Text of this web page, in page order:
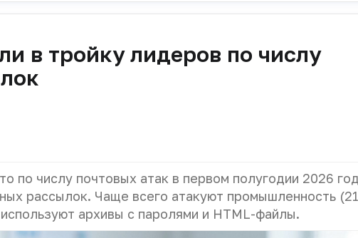
в тройку лидеров по числу
по числу почтовых атак в первом полугодии 2026
рассылок. Чаще всего атакуют промышленность
архивы с паролями и HTML-файлы.